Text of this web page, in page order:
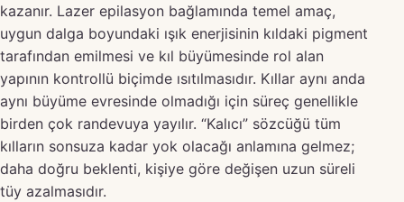
kazanır. Lazer epilasyon bağlamında temel amaç,
uygun dalga boyundaki ışık enerjisinin kıldaki pigment
tarafından emilmesi ve kıl büyümesinde rol alan
yapının kontrollü biçimde ısıtılmasıdır. Kıllar aynı anda
aynı büyüme evresinde olmadığı için süreç genellikle
birden çok randevuya yayılır. “Kalıcı” sözcüğü tüm
kılların sonsuza kadar yok olacağı anlamına gelmez;
daha doğru beklenti, kişiye göre değişen uzun süreli
tüy azalmasıdır.